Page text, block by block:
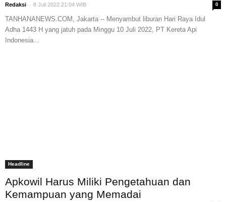
Redaksi - 8 Juli 2022 21:04 WIB 0
TANHANANEWS.COM, Jakarta -- Menyambut liburan Hari Raya Idul
Adha 1443 H yang jatuh pada Minggu 10 Juli 2022, PT Kereta Api
Indonesia...
Headline
Apkowil Harus Miliki Pengetahuan dan
Kemampuan yang Memadai